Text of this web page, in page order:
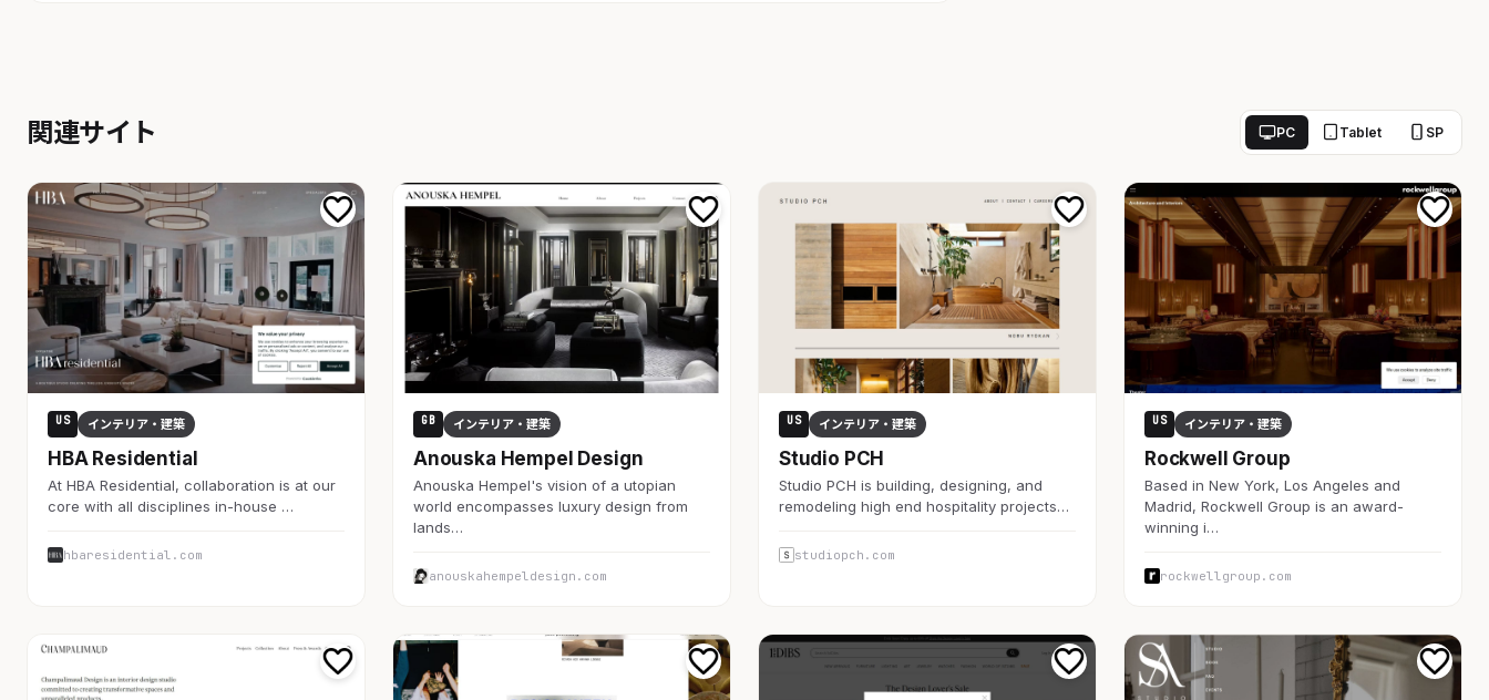
関連サイト PC Tablet SP
US インテリア・建築
HBA Residential
At HBA Residential, collaboration is at our
core with all disciplines in-house …
hbaresidential.com
GB インテリア・建築
Anouska Hempel Design
Anouska Hempel's vision of a utopian
world encompasses luxury design from
lands…
anouskahempeldesign.com
US インテリア・建築
Studio PCH
Studio PCH is building, designing, and
remodeling high end hospitality projects…
studiopch.com
US インテリア・建築
Rockwell Group
Based in New York, Los Angeles and
Madrid, Rockwell Group is an award-
winning i…
rockwellgroup.com